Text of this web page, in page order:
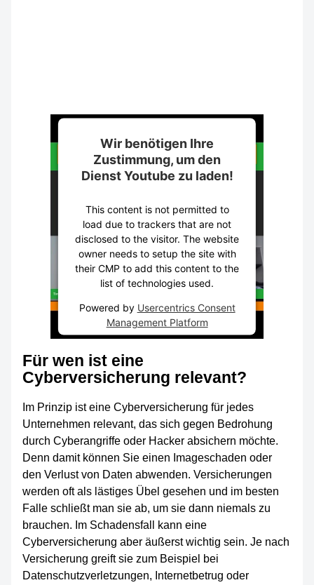
Wir benötigen Ihre
Zustimmung, um den
Dienst Youtube zu laden!
This content is not permitted to
load due to trackers that are not
disclosed to the visitor. The website
owner needs to setup the site with
their CMP to add this content to the
list of technologies used.
Powered by Usercentrics Consent
Management Platform
Für wen ist eine
Cyberversicherung relevant?
Im Prinzip ist eine Cyberversicherung für jedes
Unternehmen relevant, das sich gegen Bedrohung
durch Cyberangriffe oder Hacker absichern möchte.
Denn damit können Sie einen Imageschaden oder
den Verlust von Daten abwenden. Versicherungen
werden oft als lästiges Übel gesehen und im besten
Falle schließt man sie ab, um sie dann niemals zu
brauchen. Im Schadensfall kann eine
Cyberversicherung aber äußerst wichtig sein. Je nach
Versicherung greift sie zum Beispiel bei
Datenschutzverletzungen, Internetbetrug oder